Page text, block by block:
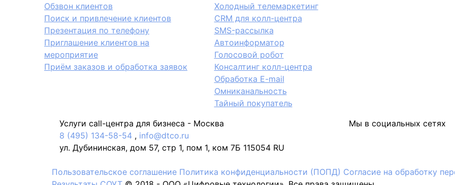
Обзвон клиентов
Поиск и привлечение клиентов
Презентация по телефону
Приглашение клиентов на
мероприятие
Приём заказов и обработка заявок
Холодный телемаркетинг
CRM для колл-центра
SMS-рассылка
Автоинформатор
Голосовой робот
Консалтинг колл-центра
Обработка E-mail
Омниканальность
Тайный покупатель
Услуги call-центра для бизнеса - Москва
8 (495) 134-58-54 , info@dtco.ru
ул. Дубининская, дом 57, стр 1, пом 1, ком 7Б 115054 RU
Мы в социальных сетях
Пользовательское соглашение Политика конфиденциальности (ПОПД) Согласие на обработку